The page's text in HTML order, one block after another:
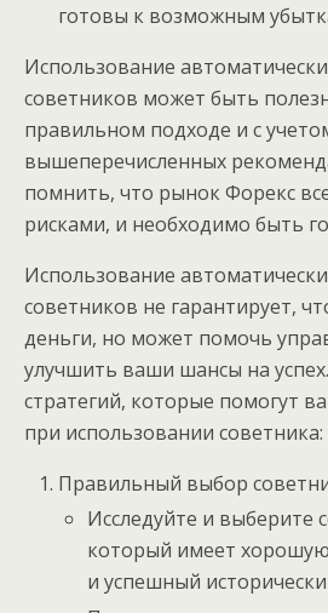
готовы к возможным
Использование
советников может быть
правильном подходе и с
вышеперечисленных
помнить, что рынок Форекс
рисками, и необходимо быть
Использование
советников не гарантирует,
деньги, но может помочь
улучшить ваши шансы на
стратегий, которые помогут
при использовании советника:
Правильный выбор
Исследуйте и выберите
который имеет
и успешный